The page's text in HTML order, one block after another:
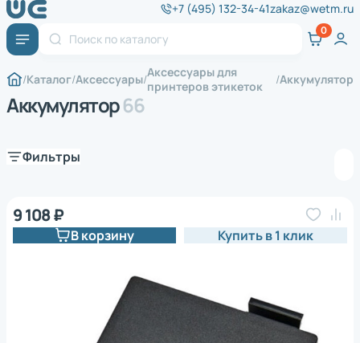
+7 (495) 132-34-41zakaz@wetm.ru
Каталог Аксессуары Аксессуары для
принтеров этикеток
Аккумулятор
Аккумулятор66
Фильтры
9 108 ₽
В корзину Купить в 1 клик